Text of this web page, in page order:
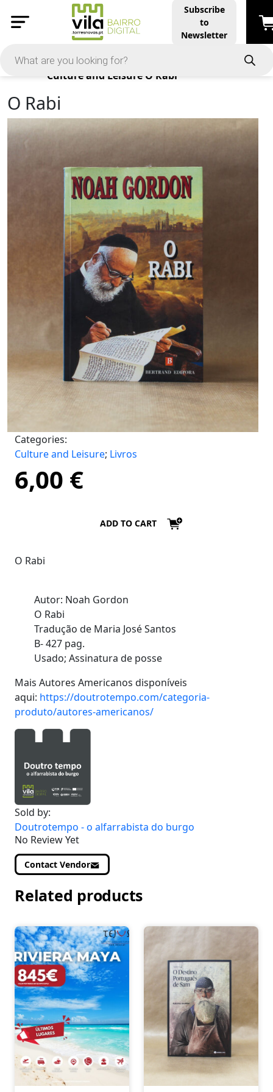
Subscribe
to
Newsletter
Products
Culture and Leisure O Rabi
O Rabi
Categories:
Culture and Leisure; Livros
6,00 €
ADD TO CART
O Rabi
Autor: Noah Gordon
O Rabi
Tradução de Maria José Santos
B- 427 pag.
Usado; Assinatura de posse
Mais Autores Americanos disponíveis
aqui: https://doutrotempo.com/categoria-
produto/autores-americanos/
Sold by:
Doutrotempo - o alfarrabista do burgo
No Review Yet
Contact Vendor
Related products